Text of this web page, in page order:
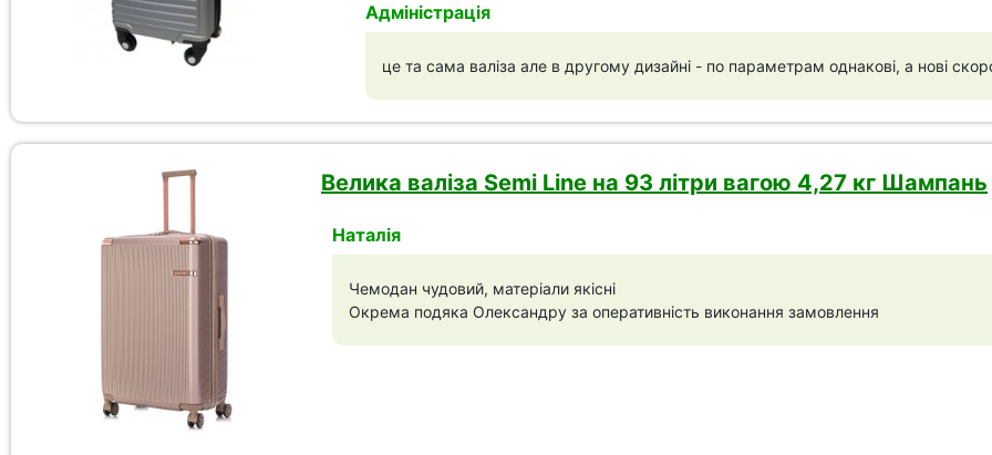
Адміністрація
це та сама валіза але в другому дизайні - по параметрам однакові, а нові
Велика валіза Semi Line на 93 літри вагою 4,27 кг Шампань
Наталія
Чемодан чудовий, матеріали якісні
Окрема подяка Олександру за оперативність виконання замовлення